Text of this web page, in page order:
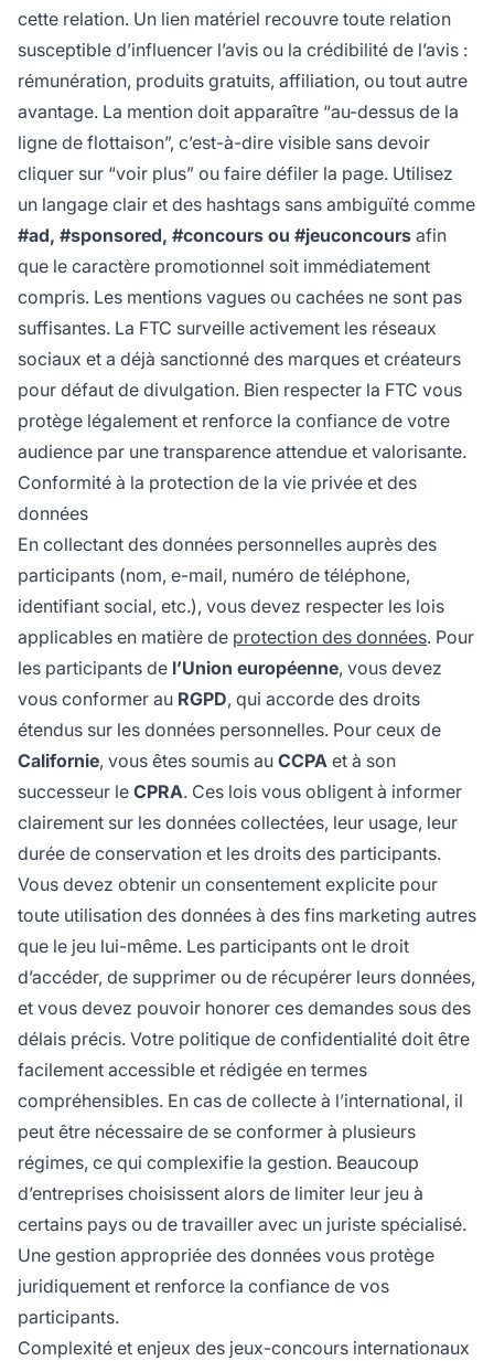
cette relation. Un lien matériel recouvre toute relation
susceptible d’influencer l’avis ou la crédibilité de l’avis :
rémunération, produits gratuits, affiliation, ou tout autre
avantage. La mention doit apparaître “au-dessus de la
ligne de flottaison”, c’est-à-dire visible sans devoir
cliquer sur “voir plus” ou faire défiler la page. Utilisez
un langage clair et des hashtags sans ambiguïté comme
#ad, #sponsored, #concours ou #jeuconcours afin
que le caractère promotionnel soit immédiatement
compris. Les mentions vagues ou cachées ne sont pas
suffisantes. La FTC surveille activement les réseaux
sociaux et a déjà sanctionné des marques et créateurs
pour défaut de divulgation. Bien respecter la FTC vous
protège légalement et renforce la confiance de votre
audience par une transparence attendue et valorisante.
Conformité à la protection de la vie privée et des
données
En collectant des données personnelles auprès des
participants (nom, e-mail, numéro de téléphone,
identifiant social, etc.), vous devez respecter les lois
applicables en matière de protection des données. Pour
les participants de l’Union européenne, vous devez
vous conformer au RGPD, qui accorde des droits
étendus sur les données personnelles. Pour ceux de
Californie, vous êtes soumis au CCPA et à son
successeur le CPRA. Ces lois vous obligent à informer
clairement sur les données collectées, leur usage, leur
durée de conservation et les droits des participants.
Vous devez obtenir un consentement explicite pour
toute utilisation des données à des fins marketing autres
que le jeu lui-même. Les participants ont le droit
d’accéder, de supprimer ou de récupérer leurs données,
et vous devez pouvoir honorer ces demandes sous des
délais précis. Votre politique de confidentialité doit être
facilement accessible et rédigée en termes
compréhensibles. En cas de collecte à l’international, il
peut être nécessaire de se conformer à plusieurs
régimes, ce qui complexifie la gestion. Beaucoup
d’entreprises choisissent alors de limiter leur jeu à
certains pays ou de travailler avec un juriste spécialisé.
Une gestion appropriée des données vous protège
juridiquement et renforce la confiance de vos
participants.
Complexité et enjeux des jeux-concours internationaux